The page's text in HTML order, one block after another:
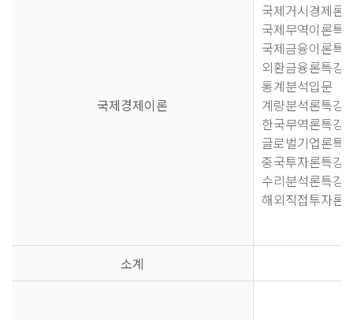
국제경제이론
국제거시경제론
국제무역이론특
국제금융이론특
외환금융론특강
통계분석입문
계량분석론특강
한국무역론특강
글로벌기업론특
중국투자론특강
수리분석론특강
해외직접투자론
소계